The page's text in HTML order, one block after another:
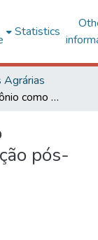
Statistics
Agrárias
Utilização do ozônio como fitossanitário na conservação pós-colheita da batata baroa
pós-